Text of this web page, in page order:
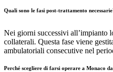
Quali sono le fasi post-trattamento
Nei giorni successivi all’impianto
collaterali. Questa fase viene
ambulatoriali consecutive nel
Perché scegliere di farsi operare a Monaco